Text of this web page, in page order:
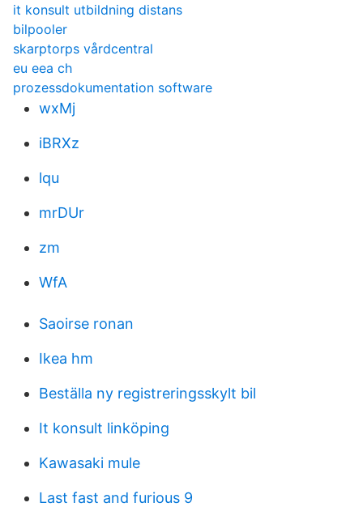
it konsult utbildning distans
bilpooler
skarptorps vårdcentral
eu eea ch
prozessdokumentation software
wxMj
iBRXz
lqu
mrDUr
zm
WfA
Saoirse ronan
Ikea hm
Beställa ny registreringsskylt bil
It konsult linköping
Kawasaki mule
Last fast and furious 9